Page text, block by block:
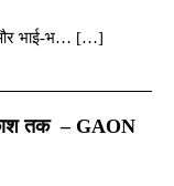
और भाई-भ… […]
तक – GAON